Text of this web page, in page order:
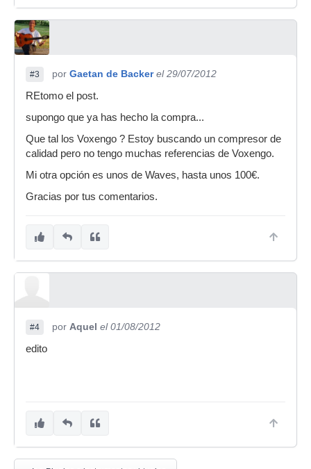
#3 por Gaetan de Backer el 29/07/2012
REtomo el post.
supongo que ya has hecho la compra...
Que tal los Voxengo ? Estoy buscando un compresor de
calidad pero no tengo muchas referencias de Voxengo.
Mi otra opción es unos de Waves, hasta unos 100€.
Gracias por tus comentarios.
#4 por Aquel el 01/08/2012
edito